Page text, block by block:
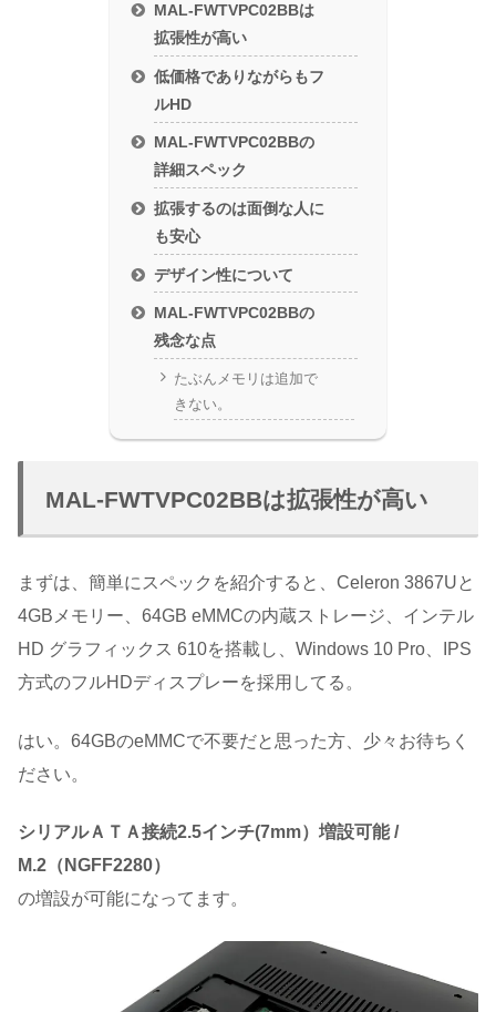
MAL-FWTVPC02BBは
拡張性が高い
低価格でありながらもフ
ルHD
MAL-FWTVPC02BBの
詳細スペック
拡張するのは面倒な人に
も安心
デザイン性について
MAL-FWTVPC02BBの
残念な点
たぶんメモリは追加で
きない。
MAL-FWTVPC02BBは拡張性が高い
まずは、簡単にスペックを紹介すると、Celeron 3867Uと
4GBメモリー、64GB eMMCの内蔵ストレージ、インテル
HD グラフィックス 610を搭載し、Windows 10 Pro、IPS
方式のフルHDディスプレーを採用してる。
はい。64GBのeMMCで不要だと思った方、少々お待ちく
ださい。
シリアルＡＴＡ接続2.5インチ(7mm）増設可能 /
M.2（NGFF2280）
の増設が可能になってます。